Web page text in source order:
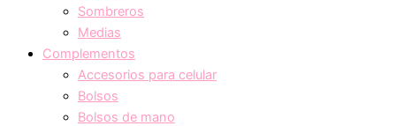
Sombreros
Medias
Complementos
Accesorios para celular
Bolsos
Bolsos de mano